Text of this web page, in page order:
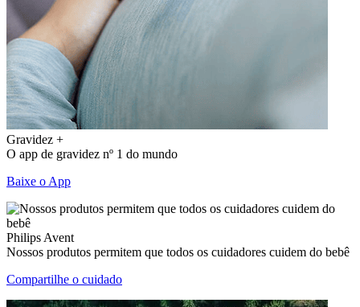
Gravidez +
O app de gravidez nº 1 do mundo
Baixe o App
Philips Avent
Nossos produtos permitem que todos os cuidadores cuidem do bebê
Compartilhe o cuidado